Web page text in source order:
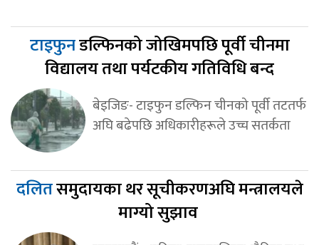
टाइफुनडल्फिनको जोखिमपछि पूर्वी चीनमा
विद्यालय तथा पर्यटकीय गतिविधि बन्द
बेइजिङ- टाइफुन डल्फिन चीनको पूर्वी तटतर्फ
अघि बढेपछि अधिकारीहरूले उच्च सतर्कता
दलितसमुदायका थर सूचीकरणअघि मन्त्रालयले
माग्यो सुझाव